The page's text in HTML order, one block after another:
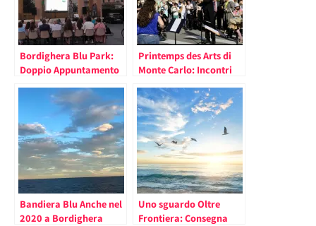
Bordighera Blu Park:
Doppio Appuntamento
Vicina Liguria
Printemps des Arts di
Monte Carlo: Incontri
Bandiera Blu Anche nel
2020 a Bordighera
Uno sguardo Oltre
Frontiera: Consegna